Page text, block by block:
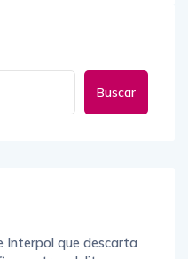
Buscar
Interpol que descarta